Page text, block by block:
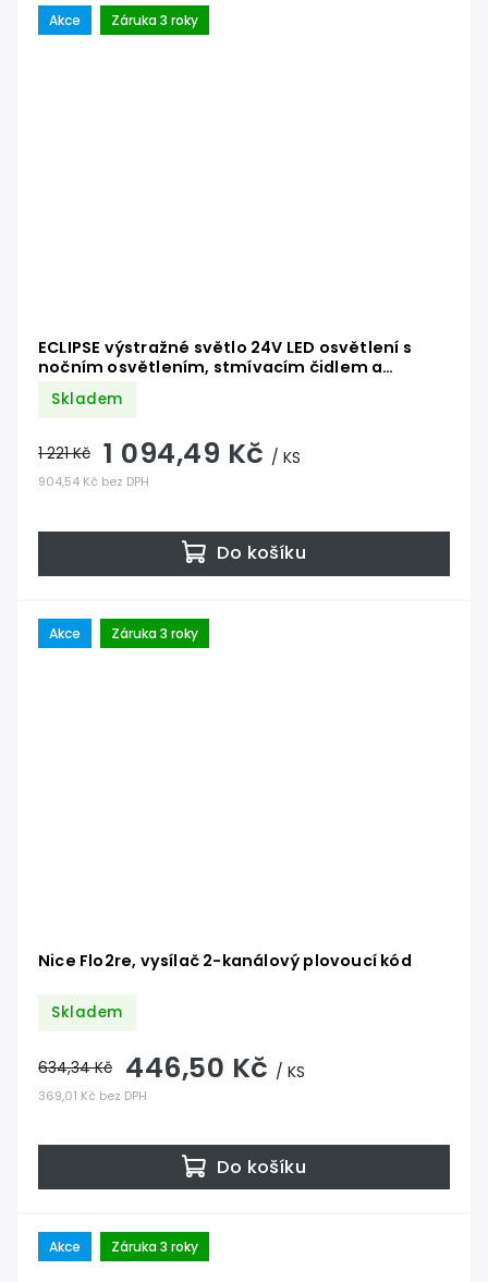
Akce Záruka 3 roky
ECLIPSE výstražné světlo 24V LED osvětlení s
nočním osvětlením, stmívacím čidlem a
Skladem
904,54 Kč bez DPH
1 221 Kč 1 094,49 Kč / KS
Do košíku
Akce Záruka 3 roky
Nice Flo2re, vysílač 2-kanálový plovoucí kód
Skladem
369,01 Kč bez DPH
634,34 Kč 446,50 Kč / KS
Do košíku
Akce Záruka 3 roky